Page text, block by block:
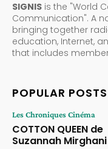
SIGNIS is the "World
Communication". A
bringing together
education, Internet,
that includes
POPULAR POSTS
Les Chroniques Cinéma
COTTON QUEEN de
Suzannah Mirghani